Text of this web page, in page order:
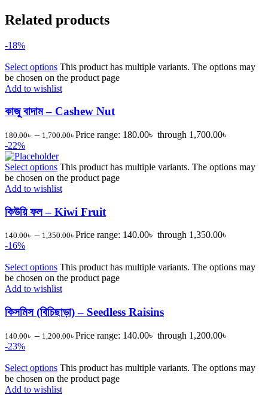
Related products
-18%
Select options This product has multiple variants. The options may
be chosen on the product page
Add to wishlist
কাজু বাদাম – Cashew Nut
180.00৳ – 1,700.00৳ Price range: 180.00৳ through 1,700.00৳
-22%
Select options This product has multiple variants. The options may
be chosen on the product page
Add to wishlist
কিউয়ি ফল – Kiwi Fruit
140.00৳ – 1,350.00৳ Price range: 140.00৳ through 1,350.00৳
-16%
Select options This product has multiple variants. The options may
be chosen on the product page
Add to wishlist
কিসমিস (বিচিছাড়া) – Seedless Raisins
140.00৳ – 1,200.00৳ Price range: 140.00৳ through 1,200.00৳
-23%
Select options This product has multiple variants. The options may
be chosen on the product page
Add to wishlist